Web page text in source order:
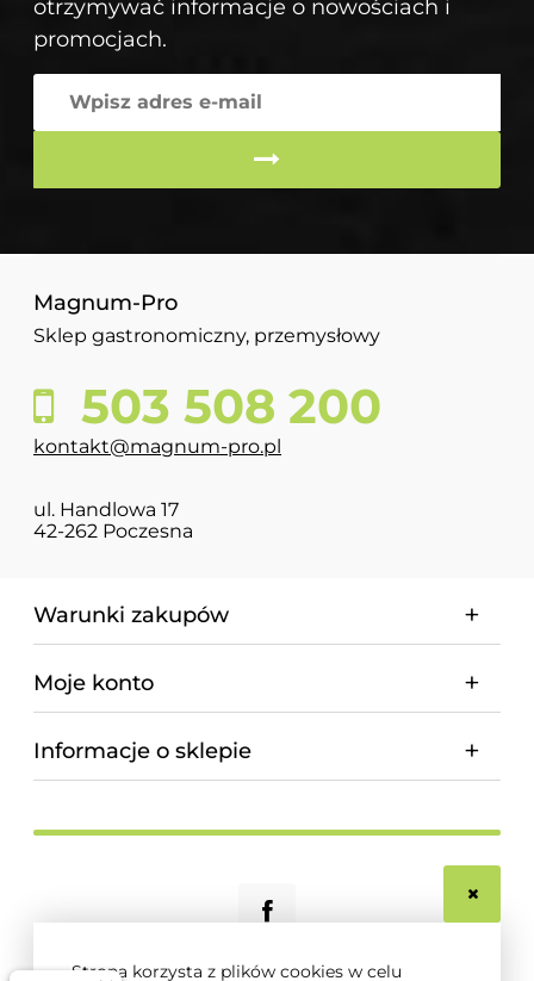
Strona korzysta z plików cookies w celu
otrzymywać informacje o nowościach i
promocjach.
Magnum-Pro
Sklep gastronomiczny, przemysłowy
503 508 200
kontakt@magnum-pro.pl
ul. Handlowa 17
42-262 Poczesna
Warunki zakupów
Moje konto
Informacje o sklepie